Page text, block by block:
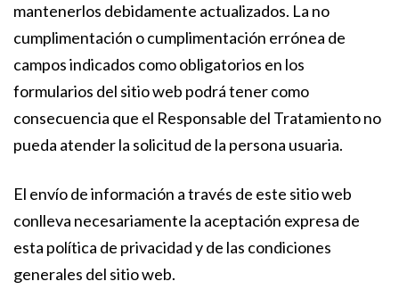
mantenerlos debidamente actualizados. La no
cumplimentación o cumplimentación errónea de
campos indicados como obligatorios en los
formularios del sitio web podrá tener como
consecuencia que el Responsable del Tratamiento no
pueda atender la solicitud de la persona usuaria.
El envío de información a través de este sitio web
conlleva necesariamente la aceptación expresa de
esta política de privacidad y de las condiciones
generales del sitio web.